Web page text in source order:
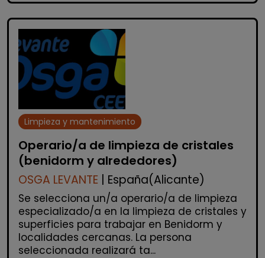
Limpieza y mantenimiento
Operario/a de limpieza de cristales
(benidorm y alrededores)
OSGA LEVANTE | España(Alicante)
Se selecciona un/a operario/a de limpieza
especializado/a en la limpieza de cristales y
superficies para trabajar en Benidorm y
localidades cercanas. La persona
seleccionada realizará ta...